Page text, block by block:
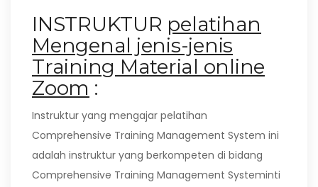
INSTRUKTUR pelatihan
Mengenal jenis-jenis
Training Material online
Zoom :
Instruktur yang mengajar pelatihan
Comprehensive Training Management System ini
adalah instruktur yang berkompeten di bidang
Comprehensive Training Management Systeminti